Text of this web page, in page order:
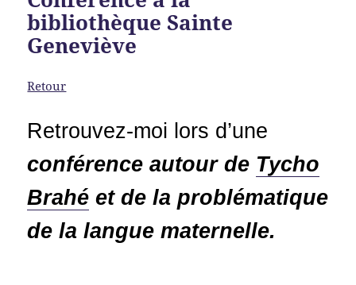
bibliothèque Sainte
Geneviève
Retour
Retrouvez-moi lors d’une
conférence autour de Tycho
Brahé et de la problématique
de la langue maternelle.